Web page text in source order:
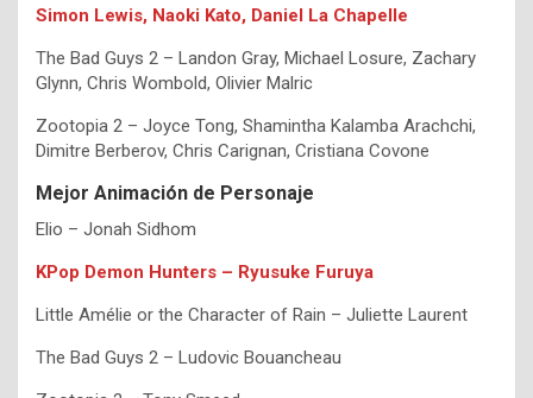
Simon Lewis, Naoki Kato, Daniel La Chapelle
The Bad Guys 2 – Landon Gray, Michael Losure, Zachary
Glynn, Chris Wombold, Olivier Malric
Zootopia 2 – Joyce Tong, Shamintha Kalamba Arachchi,
Dimitre Berberov, Chris Carignan, Cristiana Covone
Mejor Animación de Personaje
Elio – Jonah Sidhom
KPop Demon Hunters – Ryusuke Furuya
Little Amélie or the Character of Rain – Juliette Laurent
The Bad Guys 2 – Ludovic Bouancheau